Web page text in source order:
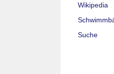
Wikipedia
Suche